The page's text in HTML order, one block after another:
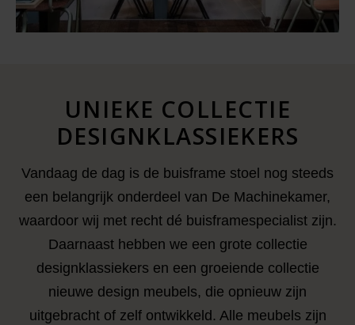
UNIEKE COLLECTIE
DESIGNKLASSIEKERS
Vandaag de dag is de buisframe stoel nog steeds
een belangrijk onderdeel van De Machinekamer,
waardoor wij met recht dé buisframespecialist zijn.
Daarnaast hebben we een grote collectie
designklassiekers en een groeiende collectie
nieuwe design meubels, die opnieuw zijn
uitgebracht of zelf ontwikkeld. Alle meubels zijn